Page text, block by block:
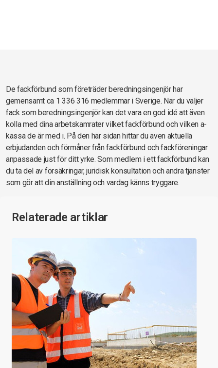
De fackförbund som företräder beredningsingenjör har
gemensamt ca 1 336 316 medlemmar i Sverige. När du väljer
fack som beredningsingenjör kan det vara en god idé att även
kolla med dina arbetskamrater vilket fackförbund och vilken a-
kassa de är med i. På den här sidan hittar du även aktuella
erbjudanden och förmåner från fackförbund och fackföreningar
anpassade just för ditt yrke. Som medlem i ett fackförbund kan
du ta del av försäkringar, juridisk konsultation och andra tjänster
som gör att din anställning och vardag känns tryggare.
Relaterade artiklar